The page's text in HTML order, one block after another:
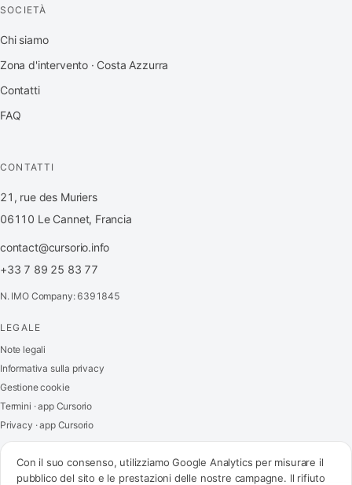
SOCIETÀ
Chi siamo
Zona d'intervento · Costa Azzurra
Contatti
FAQ
CONTATTI
21, rue des Muriers
06110 Le Cannet, Francia
contact@cursorio.info
+33 7 89 25 83 77
N. IMO Company: 6391845
LEGALE
Note legali
Informativa sulla privacy
Gestione cookie
Termini · app Cursorio
Privacy · app Cursorio
Con il suo consenso, utilizziamo Google Analytics per misurare il
pubblico del sito e le prestazioni delle nostre campagne. Il rifiuto